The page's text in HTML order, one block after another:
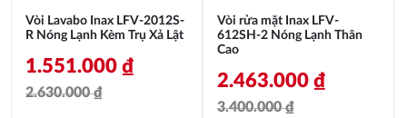
Vòi Lavabo Inax LFV-2012S-
R Nóng Lạnh Kèm Trụ Xả Lật
2.630.000₫
1.551.000 ₫
Vòi rửa mặt Inax LFV-
612SH-2 Nóng Lạnh Thân
Cao
3.400.000₫
2.463.000 ₫